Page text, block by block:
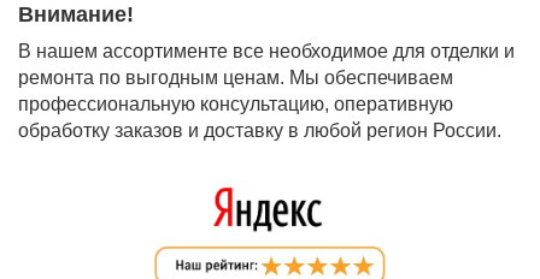
Внимание!
В нашем ассортименте все необходимое для отделки и
ремонта по выгодным ценам. Мы обеспечиваем
профессиональную консультацию, оперативную
обработку заказов и доставку в любой регион России.